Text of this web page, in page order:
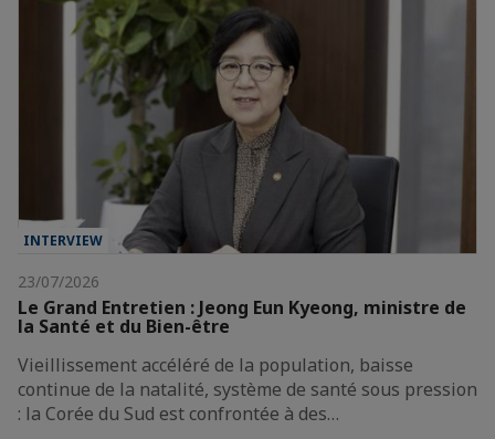
INTERVIEW
23/07/2026
Le Grand Entretien : Jeong Eun Kyeong, ministre de
la Santé et du Bien-être
Vieillissement accéléré de la population, baisse
continue de la natalité, système de santé sous pression
: la Corée du Sud est confrontée à des…